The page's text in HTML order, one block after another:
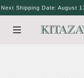
Next Shipping Date: August